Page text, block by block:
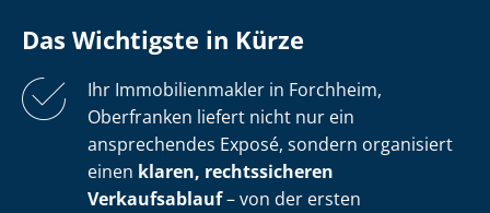
Das Wichtigste in Kürze
Ihr Im­mo­bi­li­en­mak­ler in Forchheim,
Oberfranken liefert nicht nur ein
ansprechendes Exposé, sondern organisiert
einen klaren, rechtssicheren
Verkaufsablauf– von der ersten